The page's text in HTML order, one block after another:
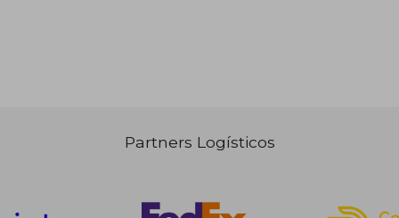
Partners Logísticos